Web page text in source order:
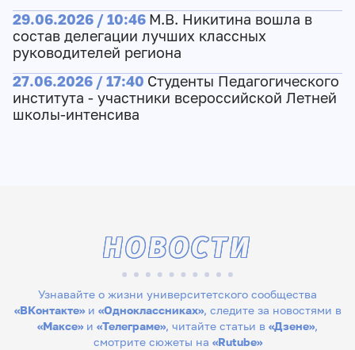
29.06.2026 / 10:46 М.В. Никитина вошла в
состав делегации лучших классных
руководителей региона
27.06.2026 / 17:40 Студенты Педагогического
института - участники всероссийской Летней
школы-интенсива
Узнавайте о жизни университетского сообщества
«ВКонтакте»и «Одноклассниках», следите за новостями в
«Максе» и «Телеграме», читайте статьи в «Дзене»,
смотрите сюжеты на «Rutube»
НОВОСТИ